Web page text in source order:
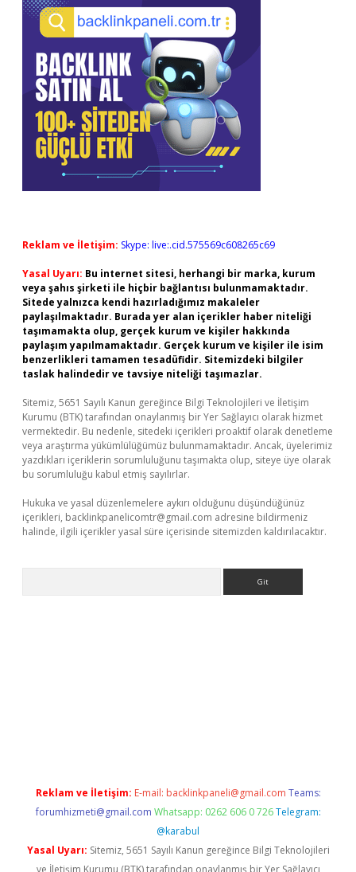
Reklam ve İletişim: Skype: live:.cid.575569c608265c69
Yasal Uyarı: Bu internet sitesi, herhangi bir marka, kurum
veya şahıs şirketi ile hiçbir bağlantısı bulunmamaktadır.
Sitede yalnızca kendi hazırladığımız makaleler
paylaşılmaktadır. Burada yer alan içerikler haber niteliği
taşımamakta olup, gerçek kurum ve kişiler hakkında
paylaşım yapılmamaktadır. Gerçek kurum ve kişiler ile isim
benzerlikleri tamamen tesadüfidir. Sitemizdeki bilgiler
taslak halindedir ve tavsiye niteliği taşımazlar.
Sitemiz, 5651 Sayılı Kanun gereğince Bilgi Teknolojileri ve İletişim
Kurumu (BTK) tarafından onaylanmış bir Yer Sağlayıcı olarak hizmet
vermektedir. Bu nedenle, sitedeki içerikleri proaktif olarak denetleme
veya araştırma yükümlülüğümüz bulunmamaktadır. Ancak, üyelerimiz
yazdıkları içeriklerin sorumluluğunu taşımakta olup, siteye üye olarak
bu sorumluluğu kabul etmiş sayılırlar.
Hukuka ve yasal düzenlemelere aykırı olduğunu düşündüğünüz
içerikleri, backlinkpanelicomtr@gmail.com adresine bildirmeniz
halinde, ilgili içerikler yasal süre içerisinde sitemizden kaldırılacaktır.
Reklam ve İletişim: E-mail: backlinkpaneli@gmail.com Teams:
forumhizmeti@gmail.com Whatsapp: 0262 606 0 726 Telegram:
@karabul
Yasal Uyarı: Sitemiz, 5651 Sayılı Kanun gereğince Bilgi Teknolojileri
ve İletişim Kurumu (BTK) tarafından onaylanmış bir Yer Sağlayıcı